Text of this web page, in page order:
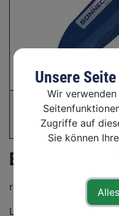
Blumenkelle
robuste
Liegt gut in der Hand -
Unsere
Wir
Zugriffe auf
Sie können